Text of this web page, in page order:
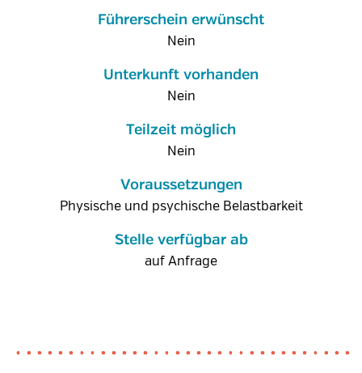
Führerschein erwünscht
Nein
Unterkunft vorhanden
Nein
Teilzeit möglich
Nein
Voraussetzungen
Physische und psychische Belastbarkeit
Stelle verfügbar ab
auf Anfrage